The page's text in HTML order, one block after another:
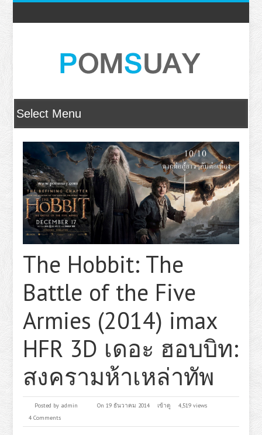
The Hobbit: The
Battle of the Five
Armies (2014) imax
HFR 3D เดอะ ฮอบบิท:
สงครามห้าเหล่าทัพ
Posted by admin On 19 ธันวาคม 2014 เข้าดู
4,519 views
4 Comments